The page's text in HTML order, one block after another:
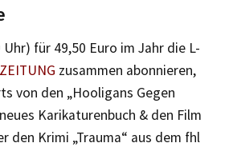
für 49,50 Euro im Jahr die L-
zusammen abonnieren,
von den „Hooligans Gegen
Karikaturenbuch & den Film
den Krimi „Trauma“ aus dem fhl